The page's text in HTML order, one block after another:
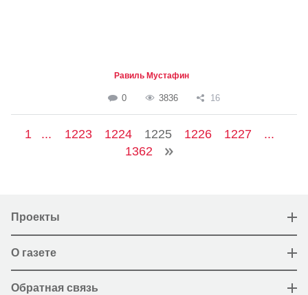
Равиль Мустафин
0 3836 16
1 ... 1223 1224 1225 1226 1227
...
1362
Проекты
О газете
Обратная связь